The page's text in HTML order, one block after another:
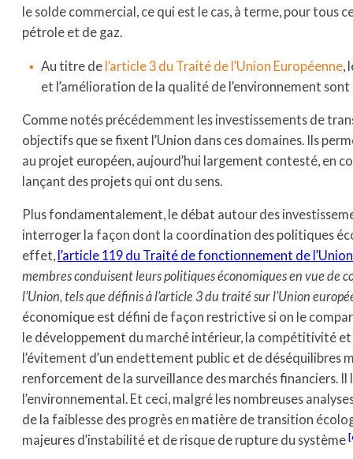
le solde commercial, ce qui est le cas, à terme, pour
pétrole et de gaz.
Au titre de l’article 3 du Traité de l’Union Européenne
et l’amélioration de la qualité de l’environnement
Comme notés précédemment les investissements de
objectifs que se fixent l’Union dans ces domaines. Ils
au projet européen, aujourd’hui largement contesté, en
lançant des projets qui ont du sens.
Plus fondamentalement, le débat autour des
interroger la façon dont la coordination des politiques
effet, l’article 119 du Traité de fonctionnement de
membres conduisent leurs politiques économiques en vue de
l’Union, tels que définis à l’article 3 du traité sur l’Union
économique est défini de façon restrictive si on le
le développement du marché intérieur, la compétitivité
l’évitement d’un endettement public et de déséquilibres
renforcement de la surveillance des marchés financiers.
l’environnemental. Et ceci, malgré les nombreuses
de la faiblesse des progrès en matière de transition
majeures d’instabilité et de risque de rupture du système